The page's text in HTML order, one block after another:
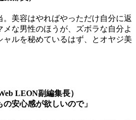
。美容はやればやっただけ自分に返
メな男性のほうが、ズボラな自分よ
ャルを秘めているはず、とオヤジ美
LEON副編集長）
の安心感が欲しいので」